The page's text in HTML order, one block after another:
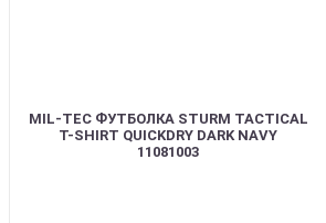
MIL-TEC ФУТБОЛКА STURM TACTICAL
T-SHIRT QUICKDRY DARK NAVY
11081003